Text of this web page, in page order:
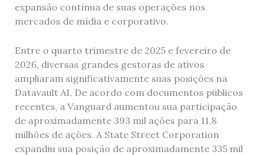
expansão contínua de suas operações nos
mercados de mídia e corporativo.
Entre o quarto trimestre de 2025 e fevereiro de
2026, diversas grandes gestoras de ativos
ampliaram significativamente suas posições na
Datavault AI. De acordo com documentos públicos
recentes, a Vanguard aumentou sua participação
de aproximadamente 393 mil ações para 11,8
milhões de ações. A State Street Corporation
expandiu sua posição de aproximadamente 335 mil